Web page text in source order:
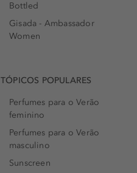
Bottled
Gisada - Ambassador
Women
TÓPICOS POPULARES
Perfumes para o Verão
feminino
Perfumes para o Verão
masculino
Sunscreen